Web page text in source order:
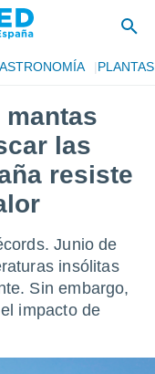
ASTRONOMÍA PLANTAS
mantas
las
resiste
Junio de
insólitas
Sin embargo,
impacto de